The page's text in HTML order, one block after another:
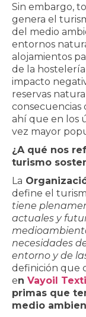
Sin embargo,
genera el
del medio
entornos
alojamientos
de la
impacto
reservas
consecuencias
ahí que en los
vez mayor
¿A qué nos
turismo
La
define el
tiene
actuales y
necesidades
entorno y de
definición que
en Vayoil
primas que
medio